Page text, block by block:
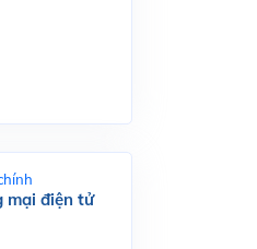
mại điện tử